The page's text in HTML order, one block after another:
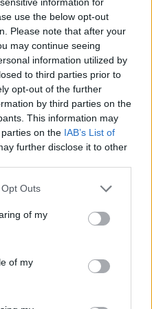
use the below opt-out
Please note that after your
may continue seeing
information utilized by
to third parties prior to
opt-out of the further
by third parties on the
This information may
on the IAB’s List of
further disclose it to other
Outs
of my
of my
shkrirjen e Bashkisë Klos/
Flet kryebashkiakja
socialiste Valbona Kola:
Jam shërbëtore e popullit,
karrigia është e
përkohshme, nëse
qytetarët janë kundër, unë
jam me ta (VIDEO)
Konstituimi i Kuvendit të
Kosovës, pritet zgjedhje e
Afat 60 ditë për
Presidentin e ri